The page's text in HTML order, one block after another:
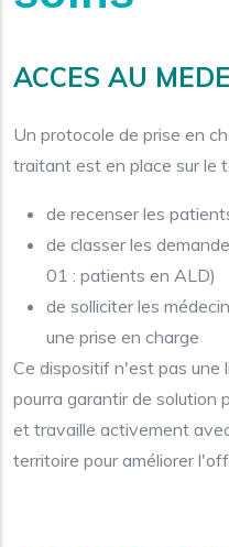
ACCES AU
Un protocole de prise en
traitant est en place sur le
de recenser les
de classer les
01 : patients en ALD)
de solliciter les
une prise en charge
Ce dispositif n'est pas une
pourra garantir de solution
et travaille activement
territoire pour améliorer